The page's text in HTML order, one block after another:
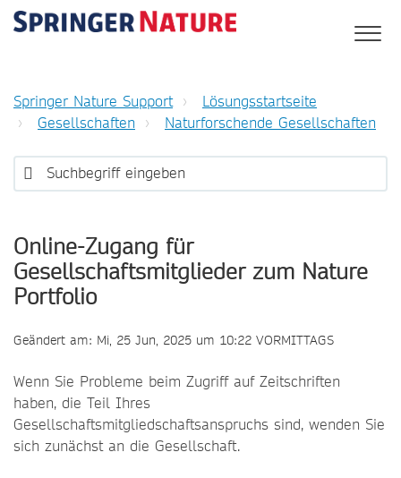
Springer Nature Support
Lösungsstartseite
Gesellschaften
Naturforschende Gesellschaften
Online-Zugang für
Gesellschaftsmitglieder zum Nature
Portfolio
Geändert am: Mi, 25 Jun, 2025 um 10:22 VORMITTAGS
Wenn Sie Probleme beim Zugriff auf Zeitschriften
haben, die Teil Ihres
Gesellschaftsmitgliedschaftsanspruchs sind, wenden Sie
sich zunächst an die Gesellschaft.